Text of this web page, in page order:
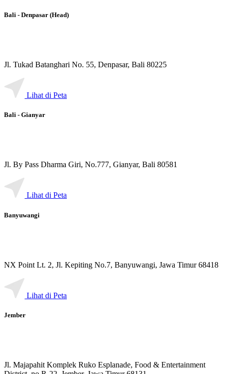
Bali - Denpasar (Head)
Jl. Tukad Batanghari No. 55, Denpasar, Bali 80225
Lihat di Peta
Bali - Gianyar
Jl. By Pass Dharma Giri, No.777, Gianyar, Bali 80581
Lihat di Peta
Banyuwangi
NX Point Lt. 2, Jl. Kepiting No.7, Banyuwangi, Jawa Timur 68418
Lihat di Peta
Jember
Jl. Majapahit Komplek Ruko Esplanade, Food & Entertainment